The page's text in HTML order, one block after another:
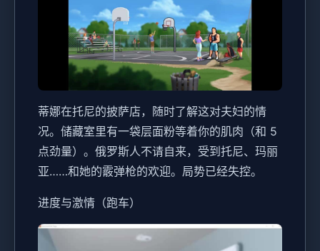
蒂娜在托尼的披萨店，随时了解这对夫妇的情
况。储藏室里有一袋层面粉等着你的肌肉（和 5
点劲量）。俄罗斯人不请自来，受到托尼、玛丽
亚……和她的霰弹枪的欢迎。局势已经失控。
进度与激情（跑车）